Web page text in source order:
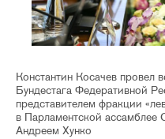
Константин Косачев провел
Бундестага Федеративной
представителем фракции
в Парламентской ассамблее
Андреем Хунко